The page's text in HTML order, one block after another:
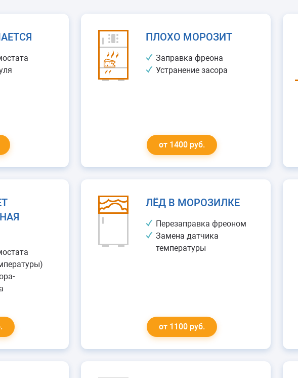
ПЛОХО МОРОЗИТ
Заправка фреона
Устранение засора
от 1400 руб.
ЛЁД В МОРОЗИЛКЕ
Перезаправка фреоном
Замена датчика
температуры
от 1100 руб.